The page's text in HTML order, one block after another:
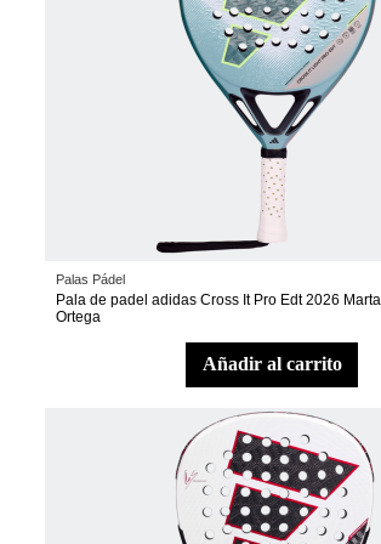
Palas Pádel
Pala de padel adidas Cross It Pro Edt 2026 Marta
Ortega
añadir al carrito